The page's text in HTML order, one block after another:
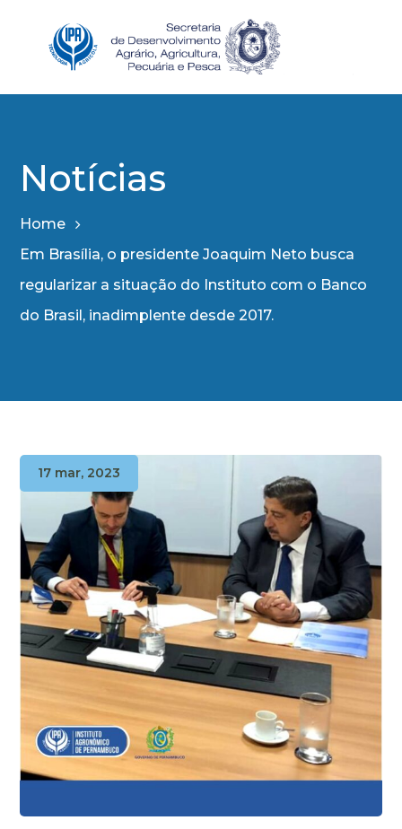
Notícias
Home
Em Brasília, o presidente Joaquim Neto busca
regularizar a situação do Instituto com o Banco
do Brasil, inadimplente desde 2017.
17 mar, 2023